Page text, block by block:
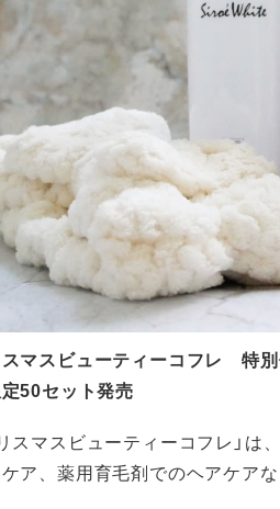
マスビューティーコフレ 特別
50セット発売
スマスビューティーコフレ」
ア、薬用育毛剤でのヘアケア